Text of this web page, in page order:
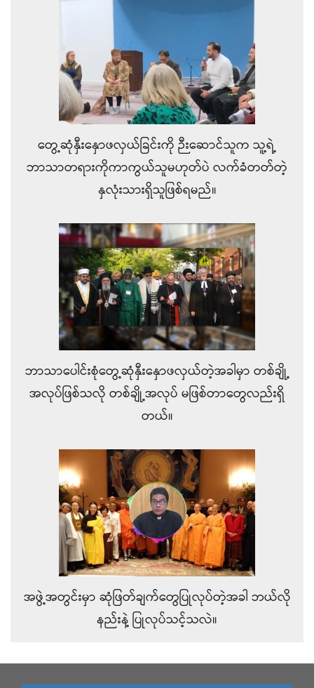
တွေ့ဆုံနှီးနှောဖလှယ်ခြင်းကို ဉီးဆောင်သူက သူ့ရဲ့
ဘာသာတရားကိုကာကွယ်သူမဟုတ်ပဲ လက်ခံတတ်တဲ့
နှလုံးသားရှိသူဖြစ်ရမည်။
ဘာသာပေါင်းစုံတွေ့ဆုံနှီးနှောဖလှယ်တဲ့အခါမှာ တစ်ချို့
အလုပ်ဖြစ်သလို တစ်ချို့အလုပ် မဖြစ်တာတွေလည်းရှိ
တယ်။
အဖွဲ့အတွင်းမှာ ဆုံဖြတ်ချက်တွေပြုလုပ်တဲ့အခါ ဘယ်လို
နည်းနဲ့ ပြုလုပ်သင့်သလဲ။